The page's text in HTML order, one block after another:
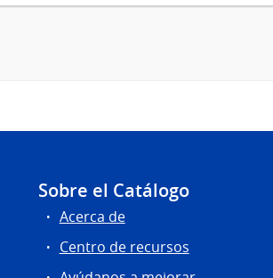
Sobre el Catálogo
Acerca de
Centro de recursos